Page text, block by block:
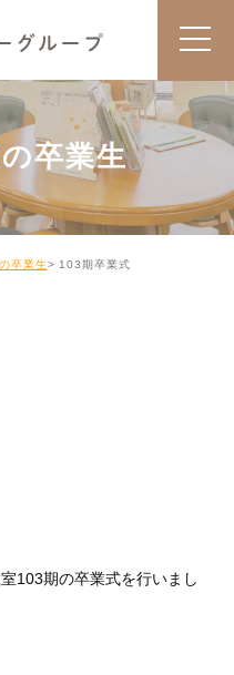
卒業生
卒業生 103期卒業式
期の卒業式を行いまし